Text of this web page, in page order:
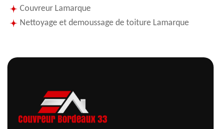
Couvreur Lamarque
Nettoyage et demoussage de toiture Lamarque